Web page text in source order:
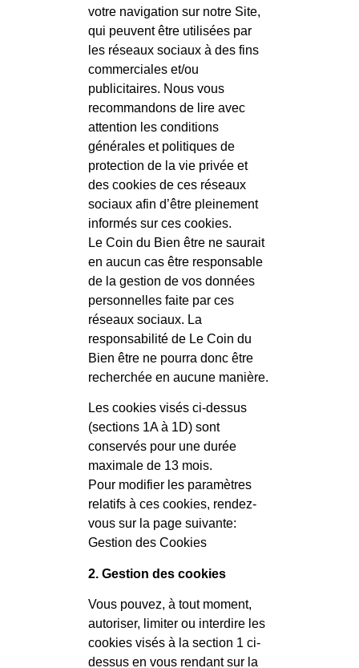
votre navigation sur notre Site,
qui peuvent être utilisées par
les réseaux sociaux à des fins
commerciales et/ou
publicitaires. Nous vous
recommandons de lire avec
attention les conditions
générales et politiques de
protection de la vie privée et
des cookies de ces réseaux
sociaux afin d’être pleinement
informés sur ces cookies.
Le Coin du Bien être ne saurait
en aucun cas être responsable
de la gestion de vos données
personnelles faite par ces
réseaux sociaux. La
responsabilité de Le Coin du
Bien être ne pourra donc être
recherchée en aucune manière.
Les cookies visés ci-dessus
(sections 1A à 1D) sont
conservés pour une durée
maximale de 13 mois.
Pour modifier les paramètres
relatifs à ces cookies, rendez-
vous sur la page suivante:
Gestion des Cookies
2. Gestion des cookies
Vous pouvez, à tout moment,
autoriser, limiter ou interdire les
cookies visés à la section 1 ci-
dessus en vous rendant sur la